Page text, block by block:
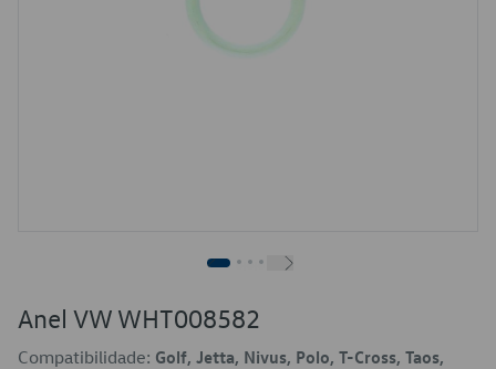
Anel VW WHT008582
Compatibilidade: Golf, Jetta, Nivus, Polo, T-Cross, Taos,